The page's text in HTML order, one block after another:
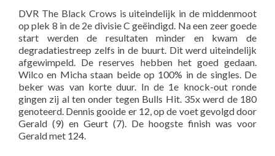
DVR The Black Crows is uiteindelijk in de middenmoot
op plek 8 in de 2e divisie C geëindigd. Na een zeer goede
start werden de resultaten minder en kwam de
degradatiestreep zelfs in de buurt. Dit werd uiteindelijk
afgewimpeld. De reserves hebben het goed gedaan.
Wilco en Micha staan beide op 100% in de singles. De
beker was van korte duur. In de 1e knock-out ronde
gingen zij al ten onder tegen Bulls Hit. 35x werd de 180
genoteerd. Dennis gooide er 12, op de voet gevolgd door
Gerald (9) en Geurt (7). De hoogste finish was voor
Gerald met 124.